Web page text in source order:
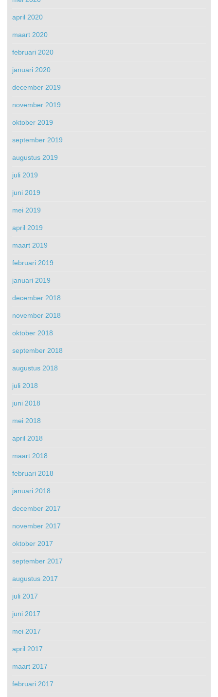
april 2020
maart 2020
februari 2020
januari 2020
december 2019
november 2019
oktober 2019
september 2019
augustus 2019
juli 2019
juni 2019
mei 2019
april 2019
maart 2019
februari 2019
januari 2019
december 2018
november 2018
oktober 2018
september 2018
augustus 2018
juli 2018
juni 2018
mei 2018
april 2018
maart 2018
februari 2018
januari 2018
december 2017
november 2017
oktober 2017
september 2017
augustus 2017
juli 2017
juni 2017
mei 2017
april 2017
maart 2017
februari 2017